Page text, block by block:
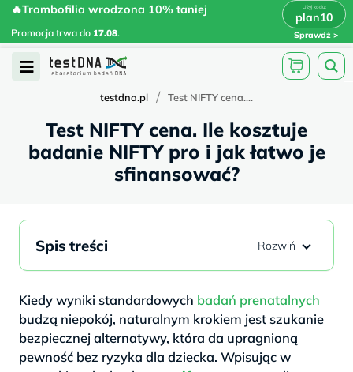
Skip
content
🔥Trombofilia wrodzona 10% taniej
Promocja trwa do 17.08.
plan10
Sprawdź
🔥Trombofilia wrodzona 10% taniej
plan10 x
Open
testdna.pl / Test NIFTY cena....
Test NIFTY cena. Ile kosztuje
badanie NIFTY pro i jak łatwo je
sfinansować?
Kiedy wyniki standardowych badań prenatalnych
budzą niepokój, naturalnym krokiem jest szukanie
bezpiecznej alternatywy, która da upragnioną
pewność bez ryzyka dla dziecka. Wpisując w
Spis treści